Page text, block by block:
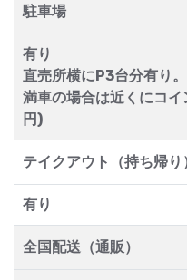
駐車場
有り
直売所横にP3台分有り。
満車の場合は近くにコ
円)
テイクアウト（持ち帰り
有り
全国配送（通販）